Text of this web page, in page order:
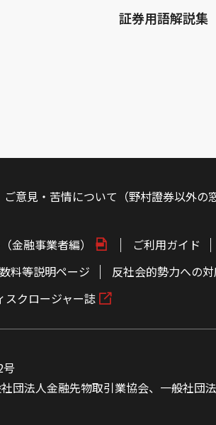
証券用語解説集
ご意見・苦情について（野村證券以外の窓
金融事業者編） ご利用ガイド
料等説明ページ 反社会的勢力への
スクロージャー誌
号
団法人金融先物取引業協会、一般社団